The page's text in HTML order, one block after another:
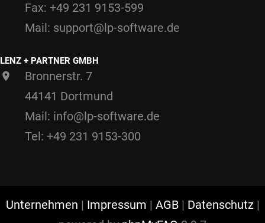
Fax: +49 231 9153-599
Mail: support@lp-software.de
LENZ + PARTNER GMBH
Bronnerstr. 7
44141 Dortmund
Mail: info@lp-software.de
Tel: +49 231 9153-300
Unternehmen | Impressum | AGB | Datenschutz|